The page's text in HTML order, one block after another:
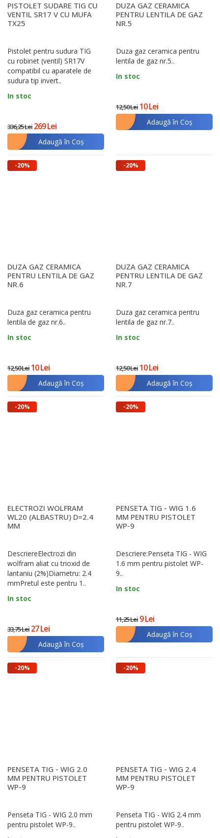
PISTOLET SUDARE TIG CU
VENTIL SR17 V CU MUFA
TX25
Pistolet pentru sudura TIG
cu robinet (ventil) SR17V
compatibil cu aparatele de
sudura tip invert..
In stoc
336,25 Lei 269 Lei
Adaugă în Coş
DUZA GAZ CERAMICA
PENTRU LENTILA DE GAZ
NR.5
Duza gaz ceramica pentru
lentila de gaz nr.5..
In stoc
12,50 Lei 10 Lei
Adaugă în Coş
-20%
DUZA GAZ CERAMICA
PENTRU LENTILA DE GAZ
NR.6
Duza gaz ceramica pentru
lentila de gaz nr.6..
In stoc
12,50 Lei 10 Lei
Adaugă în Coş
-20%
DUZA GAZ CERAMICA
PENTRU LENTILA DE GAZ
NR.7
Duza gaz ceramica pentru
lentila de gaz nr.7..
In stoc
12,50 Lei 10 Lei
Adaugă în Coş
-20%
ELECTROZI WOLFRAM
WL20 (ALBASTRU) D=2.4
MM
DescriereElectrozi din
wolfram aliat cu trioxid de
lantaniu (2%)Diametru: 2.4
mmPretul este pentru 1..
In stoc
33,75 Lei 27 Lei
Adaugă în Coş
-20%
PENSETA TIG - WIG 1.6
MM PENTRU PISTOLET
WP-9
Descriere:Penseta TIG - WIG
1.6 mm pentru pistolet WP-
9..
In stoc
11,25 Lei 9 Lei
Adaugă în Coş
-20%
PENSETA TIG - WIG 2.0
MM PENTRU PISTOLET
WP-9
Penseta TIG - WIG 2.0 mm
pentru pistolet WP-9..
-20%
PENSETA TIG - WIG 2.4
MM PENTRU PISTOLET
WP-9
Penseta TIG - WIG 2.4 mm
pentru pistolet WP-9..